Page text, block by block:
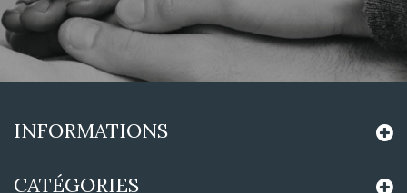
INFORMATIONS
CATÉGORIES